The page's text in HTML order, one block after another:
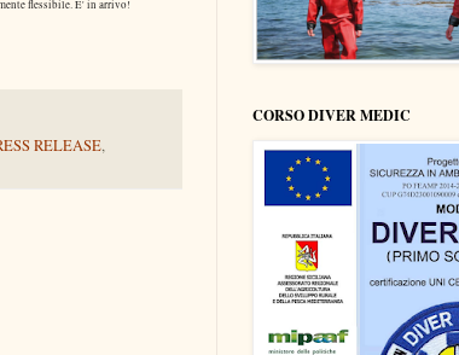
flessibile. E' in arrivo!
RELEASE,
CORSO DIVER MEDIC